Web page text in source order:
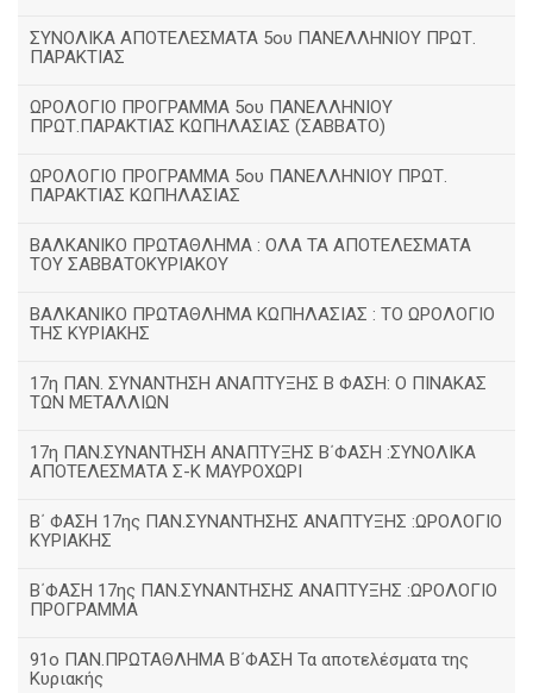
ΣΥΝΟΛΙΚΑ ΑΠΟΤΕΛΕΣΜΑΤΑ 5ου ΠΑΝΕΛΛΗΝΙΟΥ ΠΡΩΤ.
ΠΑΡΑΚΤΙΑΣ
ΩΡΟΛΟΓΙΟ ΠΡΟΓΡΑΜΜΑ 5ου ΠΑΝΕΛΛΗΝΙΟΥ
ΠΡΩΤ.ΠΑΡΑΚΤΙΑΣ ΚΩΠΗΛΑΣΙΑΣ (ΣΑΒΒΑΤΟ)
ΩΡΟΛΟΓΙΟ ΠΡΟΓΡΑΜΜΑ 5ου ΠΑΝΕΛΛΗΝΙΟΥ ΠΡΩΤ.
ΠΑΡΑΚΤΙΑΣ ΚΩΠΗΛΑΣΙΑΣ
ΒΑΛΚΑΝΙΚΟ ΠΡΩΤΑΘΛΗΜΑ : ΟΛΑ ΤΑ ΑΠΟΤΕΛΕΣΜΑΤΑ
ΤΟΥ ΣΑΒΒΑΤΟΚΥΡΙΑΚΟΥ
ΒΑΛΚΑΝΙΚΟ ΠΡΩΤΑΘΛΗΜΑ ΚΩΠΗΛΑΣΙΑΣ : ΤΟ ΩΡΟΛΟΓΙΟ
ΤΗΣ ΚΥΡΙΑΚΗΣ
17η ΠΑΝ. ΣΥΝΑΝΤΗΣΗ ΑΝΑΠΤΥΞΗΣ Β ΦΑΣΗ: Ο ΠΙΝΑΚΑΣ
ΤΩΝ ΜΕΤΑΛΛΙΩΝ
17η ΠΑΝ.ΣΥΝΑΝΤΗΣΗ ΑΝΑΠΤΥΞΗΣ Β΄ΦΑΣΗ :ΣΥΝΟΛΙΚΑ
ΑΠΟΤΕΛΕΣΜΑΤΑ Σ-Κ ΜΑΥΡΟΧΩΡΙ
B΄ ΦΑΣΗ 17ης ΠΑΝ.ΣΥΝΑΝΤΗΣΗΣ ΑΝΑΠΤΥΞΗΣ :ΩΡΟΛΟΓΙΟ
ΚΥΡΙΑΚΗΣ
Β΄ΦΑΣΗ 17ης ΠΑΝ.ΣΥΝΑΝΤΗΣΗΣ ΑΝΑΠΤΥΞΗΣ :ΩΡΟΛΟΓΙΟ
ΠΡΟΓΡΑΜΜΑ
91ο ΠΑΝ.ΠΡΩΤΑΘΛΗΜΑ Β΄ΦΑΣΗ Τα αποτελέσματα της
Κυριακής